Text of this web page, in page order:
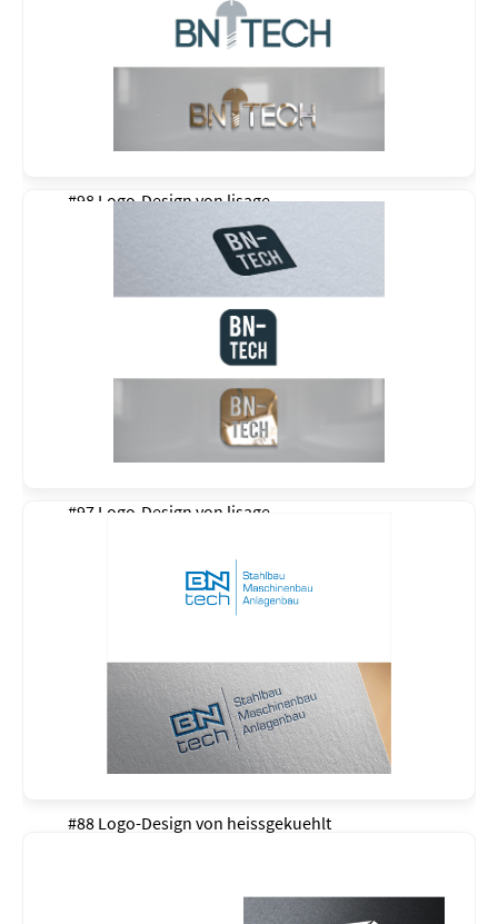
#98 Logo-Design vonlisage
#97 Logo-Design von lisage
#88 Logo-Design von heissgekuehlt